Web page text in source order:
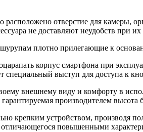
отверстие для камеры,
не доставляют неудобств при
плотно прилегающие к
корпус смартфона при
специальный выступ для доступа к
внешнему виду и комфорту в
производителем высота
крепким устройством, производя
повышенными